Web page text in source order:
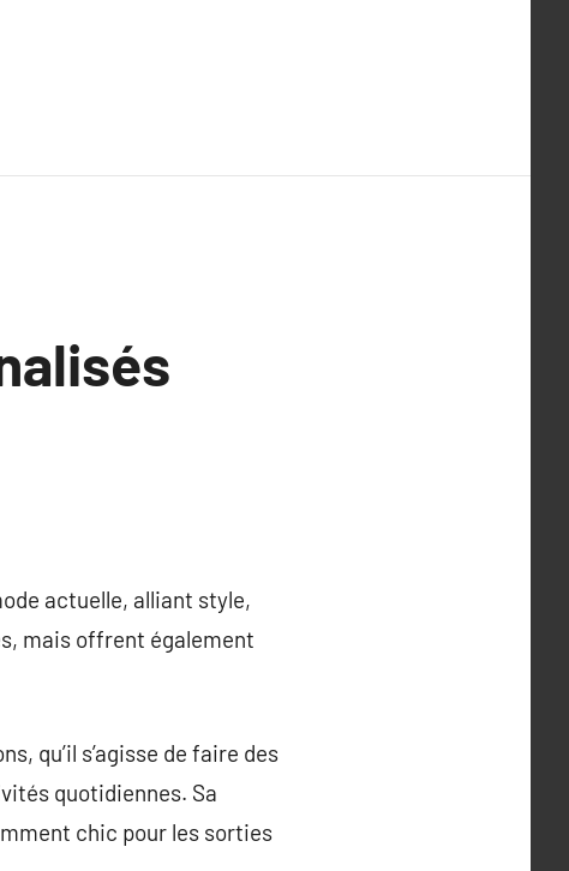
actuelle, alliant style,
mais offrent également
qu’il s’agisse de faire des
quotidiennes. Sa
chic pour les sorties